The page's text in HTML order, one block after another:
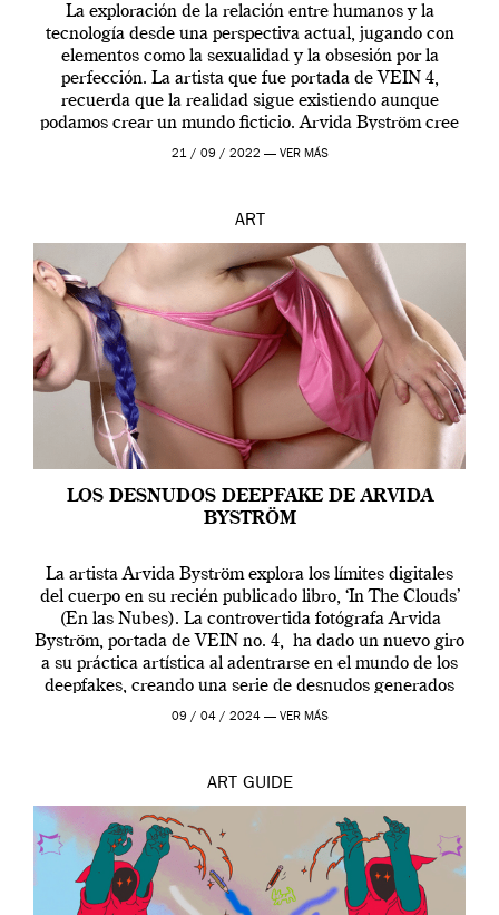
La exploración de la relación entre humanos y la
tecnología desde una perspectiva actual, jugando con
elementos como la sexualidad y la obsesión por la
perfección. La artista que fue portada de VEIN 4,
recuerda que la realidad sigue existiendo aunque
podamos crear un mundo ficticio. Arvida Byström cree
que los humanos tienen un complejo […]
21 / 09 / 2022 — VER MÁS
ART
LOS DESNUDOS DEEPFAKE DE ARVIDA
BYSTRÖM
La artista Arvida Byström explora los límites digitales
del cuerpo en su recién publicado libro, ‘In The Clouds’
(En las Nubes). La controvertida fotógrafa Arvida
Byström, portada de VEIN no. 4, ha dado un nuevo giro
a su práctica artística al adentrarse en el mundo de los
deepfakes, creando una serie de desnudos generados
por […]
09 / 04 / 2024 — VER MÁS
ART GUIDE